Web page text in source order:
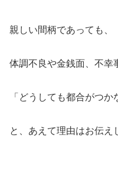
親しい間柄であっても、
体調不良や金銭面、不幸
「どうしても都合がつか
と、あえて理由はお伝え